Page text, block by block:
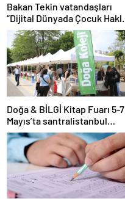
Bakan Tekin vatandaşları
“Dijital Dünyada Çocuk
Sözleşmesi”ni imzalamaya
davet etti
Doğa & BİLGİ Kitap Fuarı 5-7
Mayıs’ta santralistanbul
Kampüsünde kapılarını